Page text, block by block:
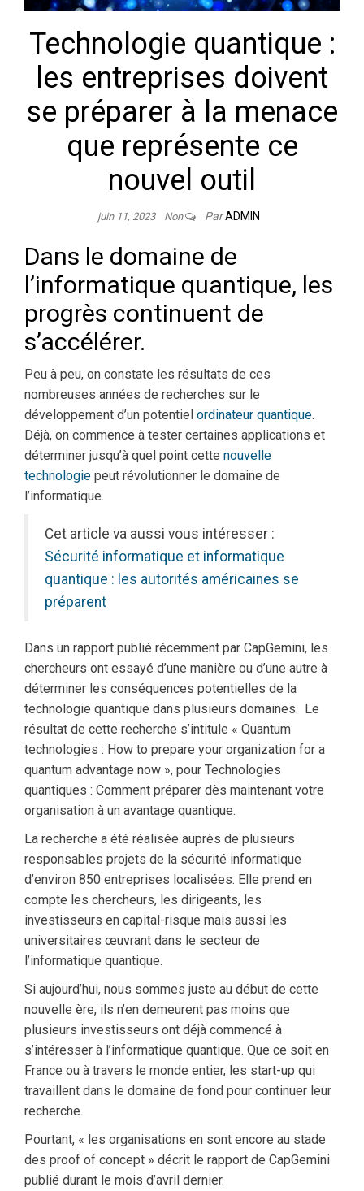
Technologie quantique :
les entreprises doivent
se préparer à la menace
que représente ce
nouvel outil
juin 11, 2023 Non ParADMIN
Dans le domaine de
l’informatique quantique, les
progrès continuent de
s’accélérer.
Peu à peu, on constate les résultats de ces
nombreuses années de recherches sur le
développement d’un potentiel ordinateur quantique.
Déjà, on commence à tester certaines applications et
déterminer jusqu’à quel point cette nouvelle
technologie peut révolutionner le domaine de
l’informatique.
Cet article va aussi vous intéresser :
Sécurité informatique et informatique
quantique : les autorités américaines se
préparent
Dans un rapport publié récemment par CapGemini, les
chercheurs ont essayé d’une manière ou d’une autre à
déterminer les conséquences potentielles de la
technologie quantique dans plusieurs domaines. Le
résultat de cette recherche s’intitule « Quantum
technologies : How to prepare your organization for a
quantum advantage now », pour Technologies
quantiques : Comment préparer dès maintenant votre
organisation à un avantage quantique.
La recherche a été réalisée auprès de plusieurs
responsables projets de la sécurité informatique
d’environ 850 entreprises localisées. Elle prend en
compte les chercheurs, les dirigeants, les
investisseurs en capital-risque mais aussi les
universitaires œuvrant dans le secteur de
l’informatique quantique.
Si aujourd’hui, nous sommes juste au début de cette
nouvelle ère, ils n’en demeurent pas moins que
plusieurs investisseurs ont déjà commencé à
s’intéresser à l’informatique quantique. Que ce soit en
France ou à travers le monde entier, les start-up qui
travaillent dans le domaine de fond pour continuer leur
recherche.
Pourtant, « les organisations en sont encore au stade
des proof of concept » décrit le rapport de CapGemini
publié durant le mois d’avril dernier.